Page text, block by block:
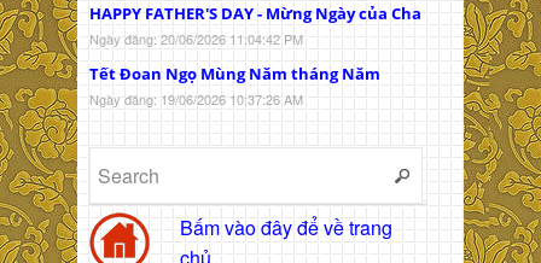
HAPPY FATHER'S DAY - Mừng Ngày của Cha
Ngày đăng: 20/06/2026 11:04:42 PM
Tết Đoan Ngọ Mùng Năm tháng Năm
Ngày đăng: 19/06/2026 10:37:26 AM
Bấm vào đây để về trang